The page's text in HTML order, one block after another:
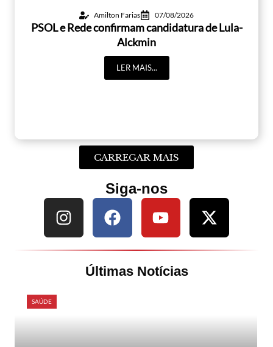
Amilton Farias 07/08/2026
PSOL e Rede confirmam candidatura de Lula-
Alckmin
LER MAIS...
CARREGAR MAIS
Siga-nos
Últimas Notícias
SAÚDE